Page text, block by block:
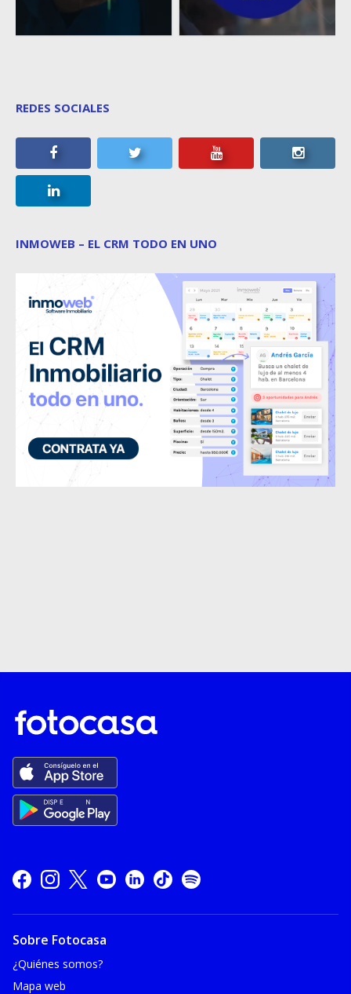
REDES SOCIALES
INMOWEB – EL CRM TODO EN UNO
Sobre Fotocasa
¿Quiénes somos?
Mapa web